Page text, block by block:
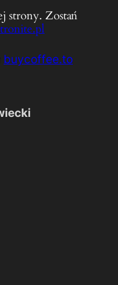
strony. Zostań
buycoffee.to